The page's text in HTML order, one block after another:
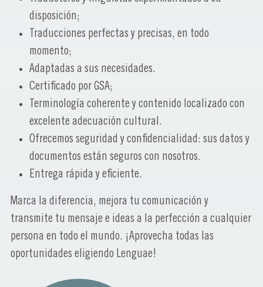
disposición;
Traducciones perfectas y precisas, en todo
momento;
Adaptadas a sus necesidades.
Certificado por GSA;
Terminología coherente y contenido localizado con
excelente adecuación cultural.
Ofrecemos seguridad y confidencialidad: sus datos y
documentos están seguros con nosotros.
Entrega rápida y eficiente.
Marca la diferencia, mejora tu comunicación y
transmite tu mensaje e ideas a la perfección a cualquier
persona en todo el mundo. ¡Aprovecha todas las
oportunidades eligiendo Lenguae!